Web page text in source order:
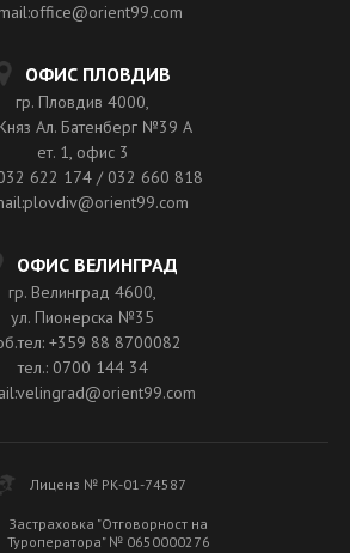
ОФИС ПЛОВДИВ
гр. Пловдив 4000,
Ал. Батенберг №39 A
ет. 1, офис 3
622 174 / 032 660 818
ОФИС ВЕЛИНГРАД
гр. Велинград 4600,
ул. Пионерска №35
+359 88 8700082
тел.: 0700 144 34
Лиценз № РК-01-74587
Застраховка "Отговорност на
Туроператора" № 0650000276